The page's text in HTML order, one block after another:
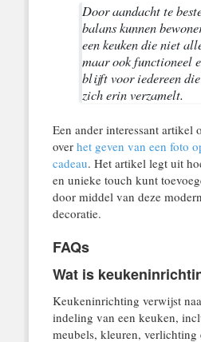
Door aandacht te
balans kunnen
een keuken die niet
maar ook functioneel
blijft voor iedereen
zich erin verzamelt.
Een ander interessant artikel
over het geven van een foto
cadeau. Het artikel legt uit
en unieke touch kunt
door middel van deze
decoratie.
FAQs
Wat is
Keukeninrichting verwijst
indeling van een keuken,
meubels, kleuren, verlichting